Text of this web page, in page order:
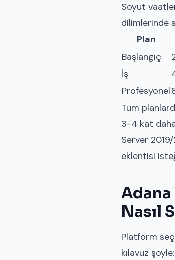
Soyut
dilimlerinde
Plan
Başlangıç
İş
Profesyonel
Tüm
3-4 kat
Server
eklentisi
Adana
Nasıl
Platform
kılavuz şöyle: